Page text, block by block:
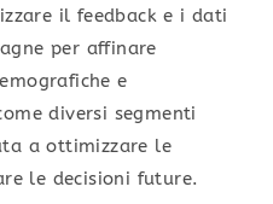
il feedback e i dati
per affinare
e
diversi segmenti
a ottimizzare le
le decisioni future.